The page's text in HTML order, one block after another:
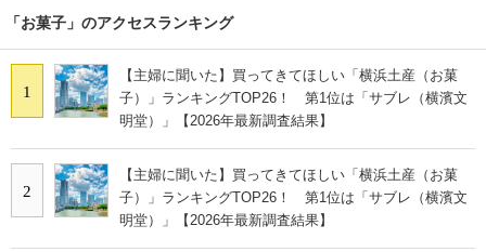
「お菓子」のアクセスランキング
1
【主婦に聞いた】買ってきてほしい「横浜土産（お菓
子）」ランキングTOP26！ 第1位は「サブレ（横濱文
明堂）」【2026年最新調査結果】
2
【主婦に聞いた】買ってきてほしい「横浜土産（お菓
子）」ランキングTOP26！ 第1位は「サブレ（横濱文
明堂）」【2026年最新調査結果】